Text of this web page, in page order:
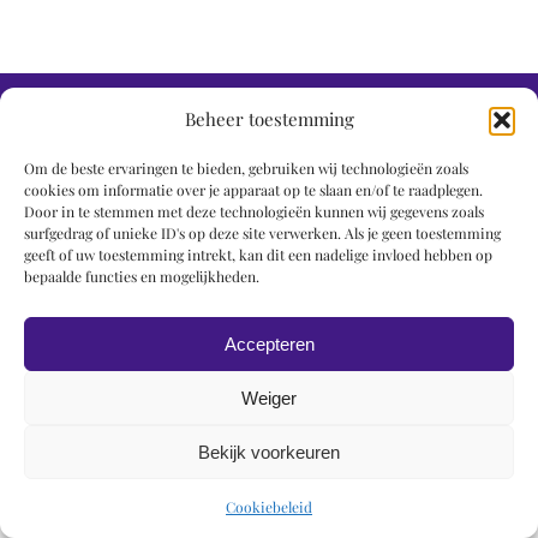
Beheer toestemming
Om de beste ervaringen te bieden, gebruiken wij technologieën zoals
cookies om informatie over je apparaat op te slaan en/of te raadplegen.
Door in te stemmen met deze technologieën kunnen wij gegevens zoals
surfgedrag of unieke ID's op deze site verwerken. Als je geen toestemming
geeft of uw toestemming intrekt, kan dit een nadelige invloed hebben op
bepaalde functies en mogelijkheden.
Accepteren
Weiger
Bekijk voorkeuren
Cookiebeleid
© 2019 Roel Wiechers | Powered by